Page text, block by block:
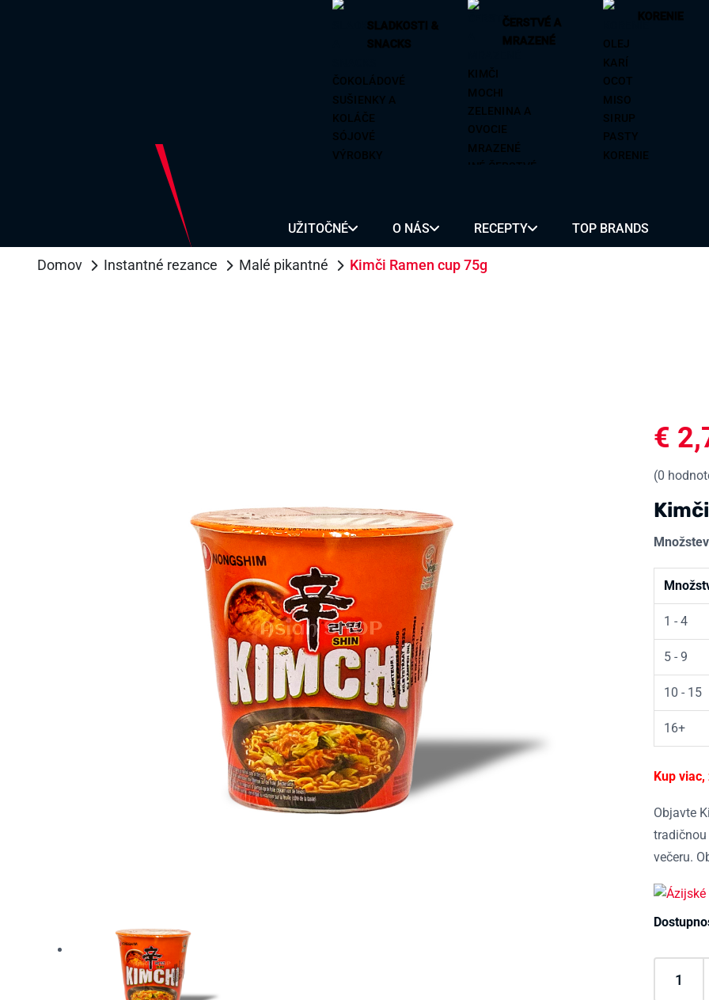
SLADKOSTI &
SNACKS
ČOKOLÁDOVÉ
SUŠIENKY A
KOLÁČE
SÓJOVÉ
VÝROBKY
CUKRÍKY
ČIPSY
ŽELÉ
ČERSTVÉ A
MRAZENÉ
KIMČI
MOCHI
ZELENINA A
OVOCIE
MRAZENÉ
INÉ ČERSTVÉ
KORENIE
OLEJ
KARÍ
OCOT
MISO
SIRUP
PASTY
KORENIE
ZMES KORENIA A
OCHUCOVADLÁ
UŽITOČNÉ O NÁS RECEPTY TOP BRANDS
Domov Instantné rezance Malé pikantné Kimči Ramen cup 75g
€
(0
1 - 4
5 - 9
10 - 15
16+
Kup
Objavte
večeru.